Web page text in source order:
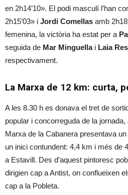
en 2h14’10». El podi masculí l’han
2h15’03» i Jordi Comellas amb
femenina, la victòria ha estat per a
seguida de Mar Minguellai Laia
respectivament.
La Marxa de 12 km: curta,
A les 8.30 h es donava el tret de
popular i concorreguda de la
Marxa de la Cabanera presentava
un inici contundent: 4,4 km i més de
a Estavill. Des d’aquest pintoresc
dirigien cap a Antist, on conflueixen
cap a la Pobleta.